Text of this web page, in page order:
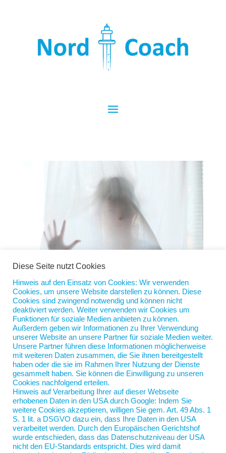
Die Kandidatin hinter der Wand
vonJan Scherping|21. Apr. 2026|Diese Woche
Stellen Sie sich vor, eine Kandidatin sitzt Ihnen im
Bewerbungsgespräch gegenüber. Sie sehen Sie aber
nicht. Denn zwischen Ihnen steht eine Spanische
Wand. Sie müssen sich also während der
Unterhaltung keine Gedanken machen, ob Sie das
eventuelle Nasenpiercing mögen,...
Diese Seite nutzt Cookies
Hinweis auf den Einsatz von Cookies: Wir verwenden
Cookies, um unsere Website darstellen zu können. Diese
Cookies sind zwingend notwendig und können nicht
deaktiviert werden. Weiter verwenden wir Cookies um
Funktionen für soziale Medien anbieten zu können.
Außerdem geben wir Informationen zu Ihrer Verwendung
unserer Website an unsere Partner für soziale Medien weiter.
Unsere Partner führen diese Informationen möglicherweise
mit weiteren Daten zusammen, die Sie ihnen bereitgestellt
haben oder die sie im Rahmen Ihrer Nutzung der Dienste
gesammelt haben. Sie können die Einwilligung zu unseren
Cookies nachfolgend erteilen.
Hinweis auf Verarbeitung Ihrer auf dieser Webseite
erhobenen Daten in den USA durch Google: Indem Sie
weitere Cookies akzeptieren, willigen Sie gem. Art. 49 Abs. 1
S. 1 lit. a DSGVO dazu ein, dass Ihre Daten in den USA
verarbeitet werden. Durch den Europäischen Gerichtshof
wurde entschieden, dass das Datenschutzniveau der USA
nicht den EU-Standards entspricht. Dies wird damit